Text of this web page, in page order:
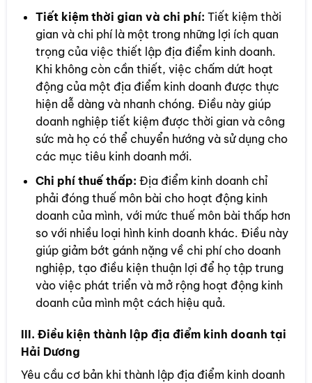
Tiết kiệm thời gian và chi phí: Tiết kiệm thời
gian và chi phí là một trong những lợi ích quan
trọng của việc thiết lập địa điểm kinh doanh.
Khi không còn cần thiết, việc chấm dứt hoạt
động của một địa điểm kinh doanh được thực
hiện dễ dàng và nhanh chóng. Điều này giúp
doanh nghiệp tiết kiệm được thời gian và công
sức mà họ có thể chuyển hướng và sử dụng cho
các mục tiêu kinh doanh mới.
Chi phí thuế thấp: Địa điểm kinh doanh chỉ
phải đóng thuế môn bài cho hoạt động kinh
doanh của mình, với mức thuế môn bài thấp hơn
so với nhiều loại hình kinh doanh khác. Điều này
giúp giảm bớt gánh nặng về chi phí cho doanh
nghiệp, tạo điều kiện thuận lợi để họ tập trung
vào việc phát triển và mở rộng hoạt động kinh
doanh của mình một cách hiệu quả.
III. Điều kiện thành lập địa điểm kinh doanh tại
Hải Dương
Yêu cầu cơ bản khi thành lập địa điểm kinh doanh